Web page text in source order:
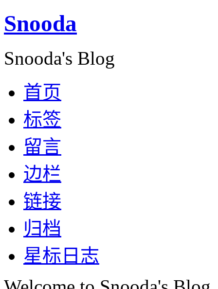
Snooda
Snooda's Blog
首页
标签
留言
边栏
链接
归档
星标日志